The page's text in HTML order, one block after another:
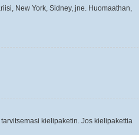
New York, Sidney, jne. Huomaathan,
kielipaketin. Jos kielipakettia